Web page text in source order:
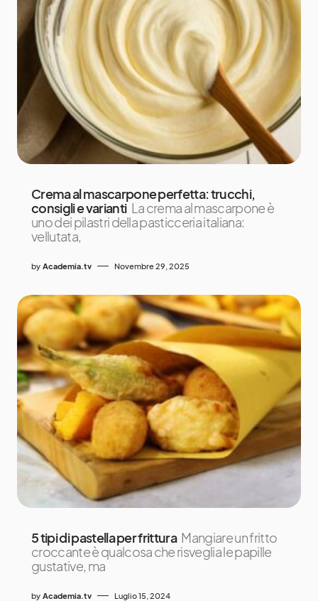
Crema al mascarpone perfetta: trucchi,
consigli e varianti La crema al mascarpone è
uno dei pilastri della pasticceria italiana:
vellutata,
by Academia.tv Novembre 29, 2025
5 tipi di pastella per frittura Mangiare un fritto
croccante è qualcosa che risveglia le papille
gustative, ma
by Academia.tv Luglio 15, 2024